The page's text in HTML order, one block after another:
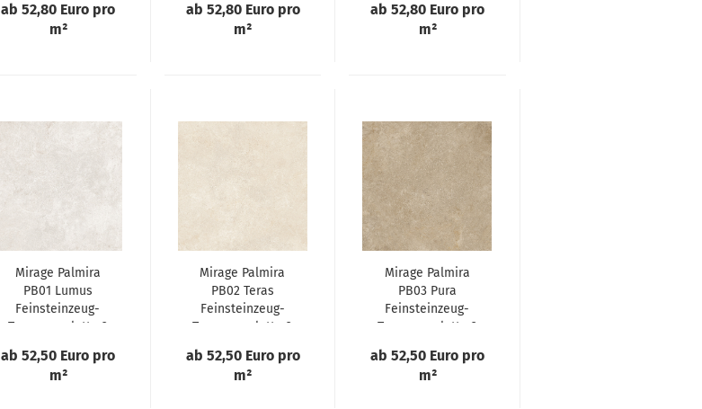
ab 52,80 Euro pro
m²
ab 52,80 Euro pro
m²
cm
ab 52,80 Euro pro
m²
Mirage Palmira
PB01 Lumus
Feinsteinzeug-
Terrassenplatte 2
ab 52,50 Euro pro
m²
Mirage Palmira
PB02 Teras
Feinsteinzeug-
Terrassenplatte 2
ab 52,50 Euro pro
m²
Mirage Palmira
PB03 Pura
Feinsteinzeug-
Terrassenplatte 2
ab 52,50 Euro pro
m²